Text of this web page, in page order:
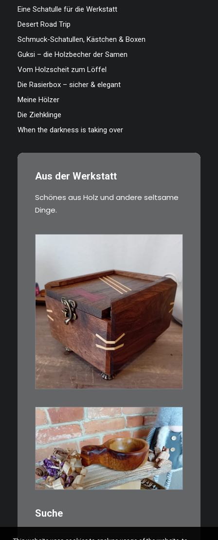
Eine Schatulle für die Werkstatt
Desert Road Trip
Schmuck-Schatullen, Kästchen & Boxen
Guksi – die Holzbecher der Samen
Vom Holzscheit zum Löffel
Die Rasierbox – sicher & elegant
Meine Hölzer
Die Ziehklinge
When the darkness is taking over
Aus der Werkstatt
Schönes aus Holz und andere seltsame
Dinge.
€39,00
Eine kleine, simple Schatulle
aus Nussbaum…
€15,00
Ein Holzbecher im Wikinger-Stil.
Inspiriert…
Suche
Suchen